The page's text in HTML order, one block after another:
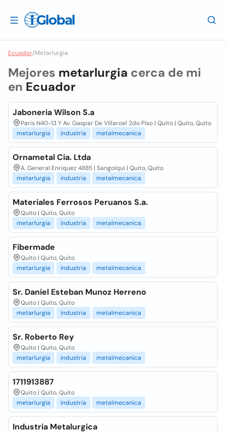
Ecuador/Metarlurgia
Mejores metarlurgia cerca de mi
en Ecuador
Jaboneria Wilson S.a
Paris N40-13 Y Av. Gaspar De Villaroel 2do Piso | Quito | Quito, Quito
metarlurgia
industria metalmecanica
Ornametal Cia. Ltda
A. General Enriquez 4885 | Sangolqui | Quito, Quito
metarlurgia
industria metalmecanica
Materiales Ferrosos Peruanos S.a.
Quito | Quito, Quito
metarlurgia
industria metalmecanica
Fibermade
Quito | Quito, Quito
metarlurgia
industria metalmecanica
Sr. Daniel Esteban Munoz Herreno
Quito | Quito, Quito
metarlurgia
industria metalmecanica
Sr. Roberto Rey
Quito | Quito, Quito
metarlurgia
industria metalmecanica
1711913887
Quito | Quito, Quito
metarlurgia
industria metalmecanica
Industria Metalurgica